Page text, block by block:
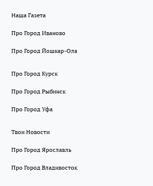
Наша Газета
Про Город Иваново
Про Город Йошкар-Ола
Про Город Курск
Про Город Рыбинск
Про Город Уфа
Твои Новости
Про Город Ярославль
Про Город Владивосток